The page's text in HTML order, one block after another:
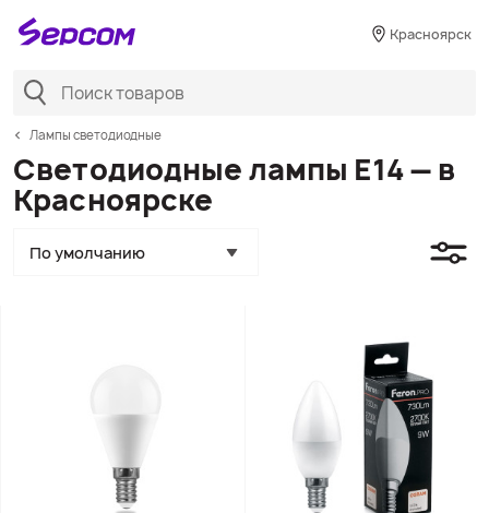
Красноярск
Лампы светодиодные
Светодиодные лампы Е14 — в
Красноярске
По умолчанию